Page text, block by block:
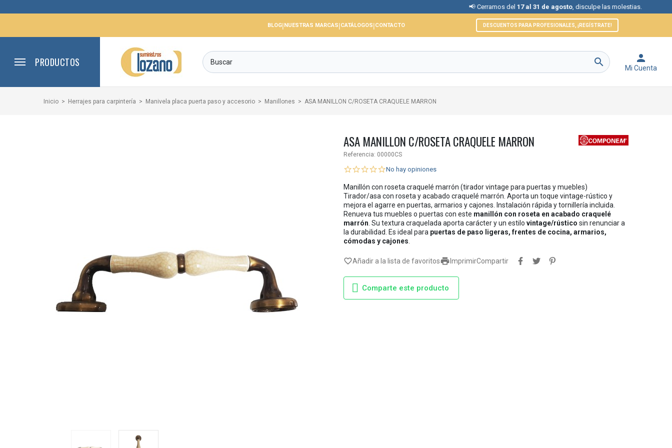
📢 Cerramos del17 al 31 de agosto, disculpe las molestias.
BLOG|NUESTRAS MARCAS|CATÁLOGOS|CONTACTO DESCUENTOS PARA PROFESIONALES, ¡REGÍSTRATE!
PRODUCTOS  
Mi Cuenta
Inicio Herrajes para carpintería Manivela placa puerta paso y accesorio Manillones ASA MANILLON C/ROSETA CRAQUELE MARRON
ASA MANILLON C/ROSETA CRAQUELE MARRON
Referencia: 00000CS
No hay opiniones
Manillón con roseta craquelé marrón (tirador vintage para puertas y muebles)
Tirador/asa con roseta y acabado craquelé marrón. Aporta un toque vintage-rústico y
mejora el agarre en puertas, armarios y cajones. Instalación rápida y tornillería incluida.
Renueva tus muebles o puertas con este manillón con roseta en acabado craquelé
marrón . Su textura craquelada aporta carácter y un estilo vintage/rústico sin renunciar a
la durabilidad. Es ideal para puertas de paso ligeras, frentes de cocina, armarios,
cómodas y cajones
 Imprimir
favorite_borderAñadir a la lista de favoritos Compartir
Comparte este producto